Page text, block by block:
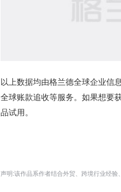
以上数据均由格兰德全球企业信
全球账款追收等服务。如果想要
品试用。
声明:该作品系作者结合外贸、跨境行业经